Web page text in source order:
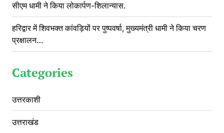
सीएम धामी ने किया लोकार्पण-शिलान्यास.
हरिद्वार में शिवभक्त कांवड़ियों पर पुष्पवर्षा, मुख्यमंत्री धामी ने किया चरण
प्रक्षालन…
Categories
उत्तरकाशी
उत्तराखंड